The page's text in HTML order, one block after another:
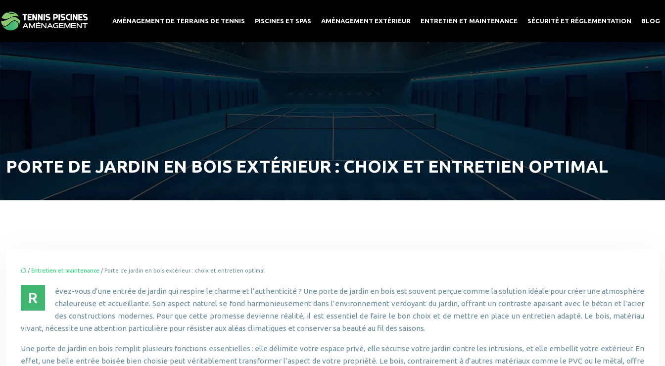
AMÉNAGEMENT DE TERRAINS DE TENNIS PISCINES ET SPAS AMÉNAGEMENT EXTÉRIEUR ENTRETIEN ET MAINTENANCE SÉCURITÉ ET RÉGLEMENTATION BLOG
PORTE DE JARDIN EN BOIS EXTÉRIEUR : CHOIX ET ENTRETIEN OPTIMAL
/Entretien et maintenance / Porte de jardin en bois extérieur : choix et entretien optimal
R
êvez-vous d’une entrée de jardin qui respire le charme et l’authenticité ? Une porte de jardin en bois est souvent perçue comme la solution idéale pour créer une atmosphère
chaleureuse et accueillante. Son aspect naturel se fond harmonieusement dans l’environnement verdoyant du jardin, offrant un contraste apaisant avec le béton et l’acier
des constructions modernes. Pour que cette promesse devienne réalité, il est essentiel de faire le bon choix et de mettre en place un entretien adapté. Le bois, matériau
vivant, nécessite une attention particulière pour résister aux aléas climatiques et conserver sa beauté au fil des saisons.
Une porte de jardin en bois remplit plusieurs fonctions essentielles : elle délimite votre espace privé, elle sécurise votre jardin contre les intrusions, et elle embellit votre extérieur. En
effet, une belle entrée boisée bien choisie peut véritablement transformer l’aspect de votre propriété. Le bois, contrairement à d’autres matériaux comme le PVC ou le métal, offre